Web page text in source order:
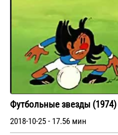
Футбольные звезды (1974)
2018-10-25 - 17.56 мин